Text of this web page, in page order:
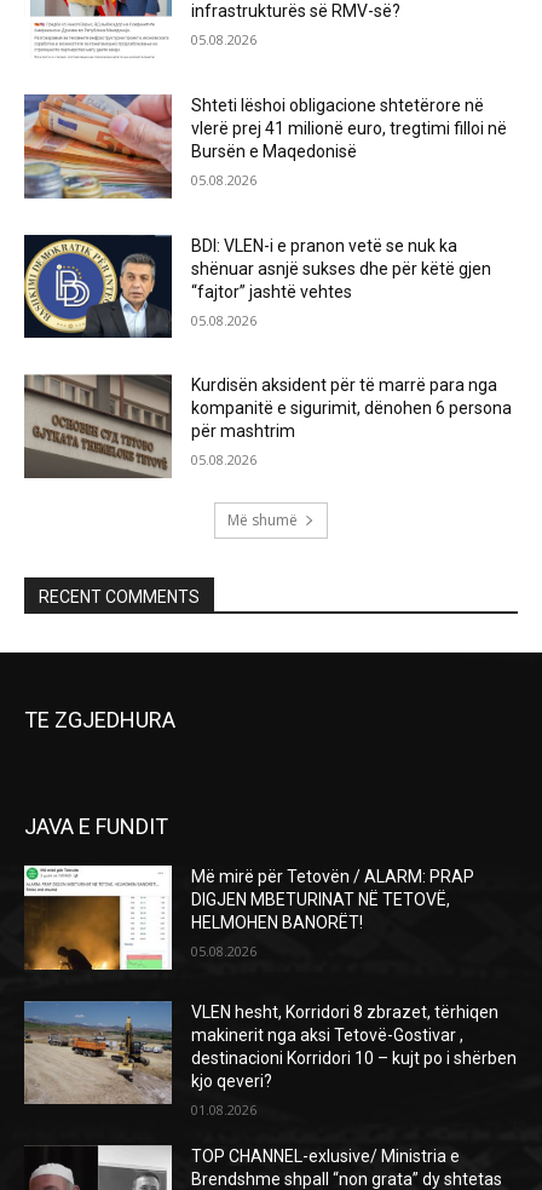
infrastrukturës së RMV-së?
05.08.2026
Shteti lëshoi obligacione shtetërore në
vlerë prej 41 milionë euro, tregtimi filloi në
Bursën e Maqedonisë
05.08.2026
BDI: VLEN-i e pranon vetë se nuk ka
shënuar asnjë sukses dhe për këtë gjen
“fajtor” jashtë vehtes
05.08.2026
Kurdisën aksident për të marrë para nga
kompanitë e sigurimit, dënohen 6 persona
për mashtrim
05.08.2026
Më shumë
RECENT COMMENTS
TE ZGJEDHURA
JAVA E FUNDIT
Më mirë për Tetovën / ALARM: PRAP
DIGJEN MBETURINAT NË TETOVË,
HELMOHEN BANORËT!
05.08.2026
VLEN hesht, Korridori 8 zbrazet, tërhiqen
makinerit nga aksi Tetovë-Gostivar ,
destinacioni Korridori 10 – kujt po i shërben
kjo qeveri?
01.08.2026
TOP CHANNEL-exlusive/ Ministria e
Brendshme shpall “non grata” dy shtetas